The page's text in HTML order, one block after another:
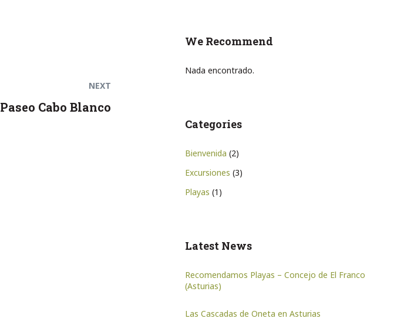
NEXT
Paseo Cabo Blanco
We Recommend
Nada encontrado.
Categories
Bienvenida (2)
Excursiones (3)
Playas (1)
Latest News
Recomendamos Playas – Concejo de El Franco
(Asturias)
Las Cascadas de Oneta en Asturias